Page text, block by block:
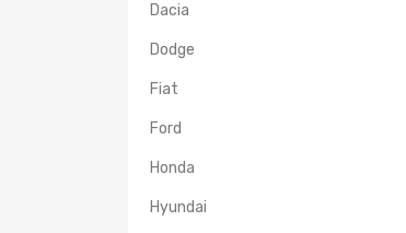
Dacia
Dodge
Fiat
Ford
Honda
Hyundai